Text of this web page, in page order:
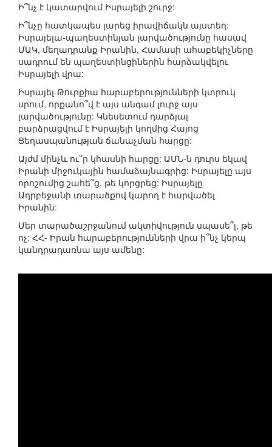
Ի՞նչ է կատարվում Իսրայելի շուրջ:
Ի՞նչը հատկապես լարեց իրավիճակն այստեղ:
Իսրայելա-պաղեստինյան լարվածությունը հասավ
ՄԱԿ, մեղադրանք Իրանին, Համասի ահաբեկիչները
սադրում են պաղեստինցիներին հարձակվելու
Իսրայելի վրա:
Իսրայել-Թուրքիա հարաբերությունների կտրուկ
սրում, որքանո՞վ է այս անգամ լուրջ այս
լարվածությունը: Կնեսետում դարձյալ
բարձրացվում է Իսրայելի կողմից Հայոց
Ցեղասպանության ճանաչման հարցը:
Այժմ մինչև ու՞ր կհասնի հարցը: ԱՄՆ-ն դուրս եկավ
Իրանի միջուկային համաձայնագրից: Իսրայելը այս
որոշումից շահե՞ց, թե կորցրեց: Իսրայելը
Ադրբեջանի տարածքով կարող է հարվածել
Իրանին:
Մեր տարածաշրջանում ակտիվություն սպասե՞լ, թե
ոչ: ՀՀ- Իրան հարաբերությունների վրա ի՞նչ կերպ
կանդրադառնա այս ամենը: